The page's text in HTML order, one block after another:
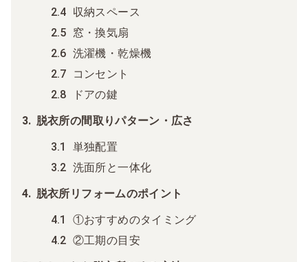
収納スペース
窓・換気扇
洗濯機・乾燥機
コンセント
ドアの鍵
脱衣所の間取りパターン・広さ
単独配置
洗面所と一体化
脱衣所リフォームのポイント
①おすすめのタイミング
②工期の目安